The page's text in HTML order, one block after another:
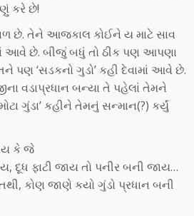
કરે છે!
છે. તેને આજકાલ કોઈને ય માટે સાવ
આવે છે. બીજું બધું તો ઠીક પણ આપણા
પણ ‘સડકનો ગુડો’ કહી દેવામાં આવે છે.
વડાપ્રધાન બન્યા તે પહેલાં તેમને
ગુંડા’ કહીને તેમનું સન્માન(?) કર્યું
કે જે
દૂધ ફાટી જાય તો પનીર બની જાય…
કોણ જાણે કયો ગુંડો પ્રધાન બની